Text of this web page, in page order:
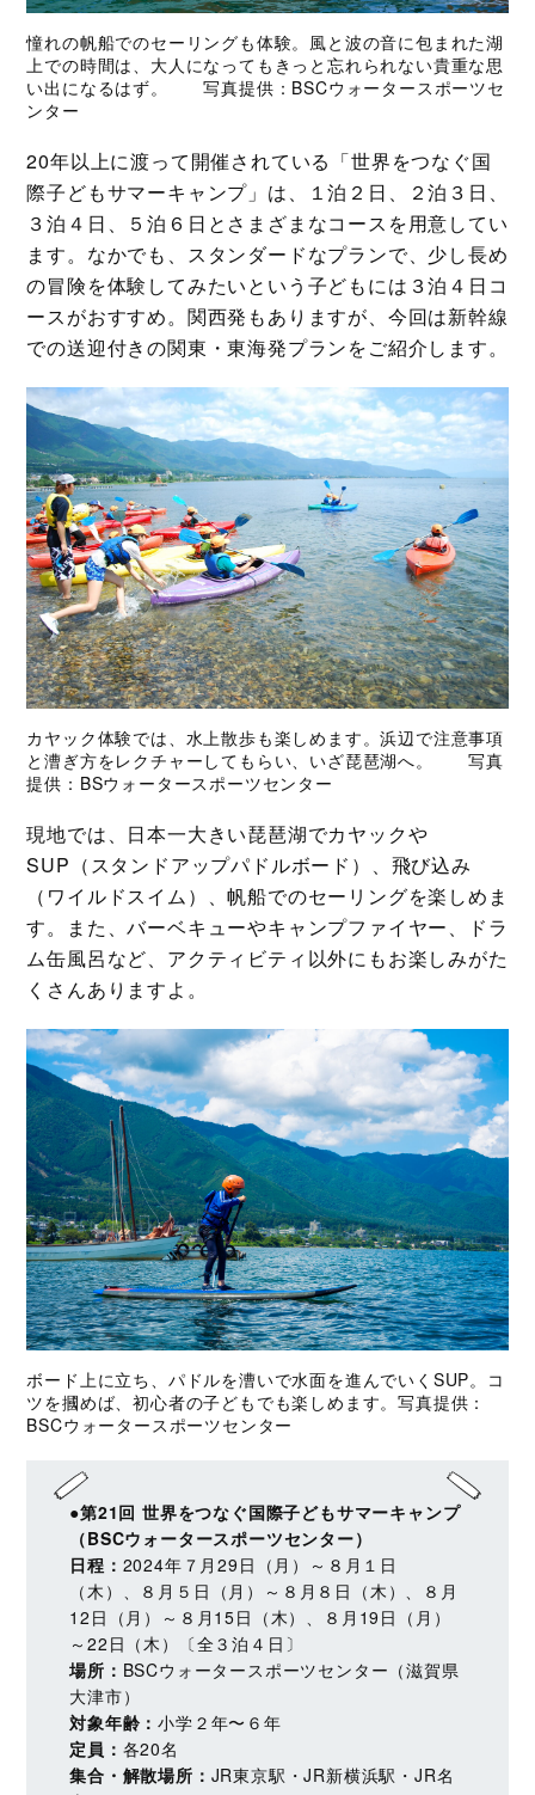
憧れの帆船でのセーリングも体験。風と波の音に包まれた湖
上での時間は、大人になってもきっと忘れられない貴重な思
い出になるはず。 写真提供：BSCウォータースポーツセ
ンター
20年以上に渡って開催されている「世界をつなぐ国
際子どもサマーキャンプ」は、１泊２日、２泊３日、
３泊４日、５泊６日とさまざまなコースを用意してい
ます。なかでも、スタンダードなプランで、少し長め
の冒険を体験してみたいという子どもには３泊４日コ
ースがおすすめ。関西発もありますが、今回は新幹線
での送迎付きの関東・東海発プランをご紹介します。
カヤック体験では、水上散歩も楽しめます。浜辺で注意事項
と漕ぎ方をレクチャーしてもらい、いざ琵琶湖へ。 写真
提供：BSウォータースポーツセンター
現地では、日本一大きい琵琶湖でカヤックや
SUP（スタンドアップパドルボード）、飛び込み
（ワイルドスイム）、帆船でのセーリングを楽しめま
す。また、バーベキューやキャンプファイヤー、ドラ
ム缶風呂など、アクティビティ以外にもお楽しみがた
くさんありますよ。
ボード上に立ち、パドルを漕いで水面を進んでいくSUP。コ
ツを摑めば、初心者の子どもでも楽しめます。写真提供：
BSCウォータースポーツセンター
●第21回 世界をつなぐ国際子どもサマーキャンプ
（BSCウォータースポーツセンター）
日程： 2024年７月29日（月）～８月１日
（木）、８月５日（月）～８月８日（木）、８月
12日（月）～８月15日（木）、８月19日（月）
～22日（木）〔全３泊４日〕
場所： BSCウォータースポーツセンター（滋賀県
大津市）
対象年齢：小学２年〜６年
定員： 各20名
集合・解散場所： JR東京駅・JR新横浜駅・JR名